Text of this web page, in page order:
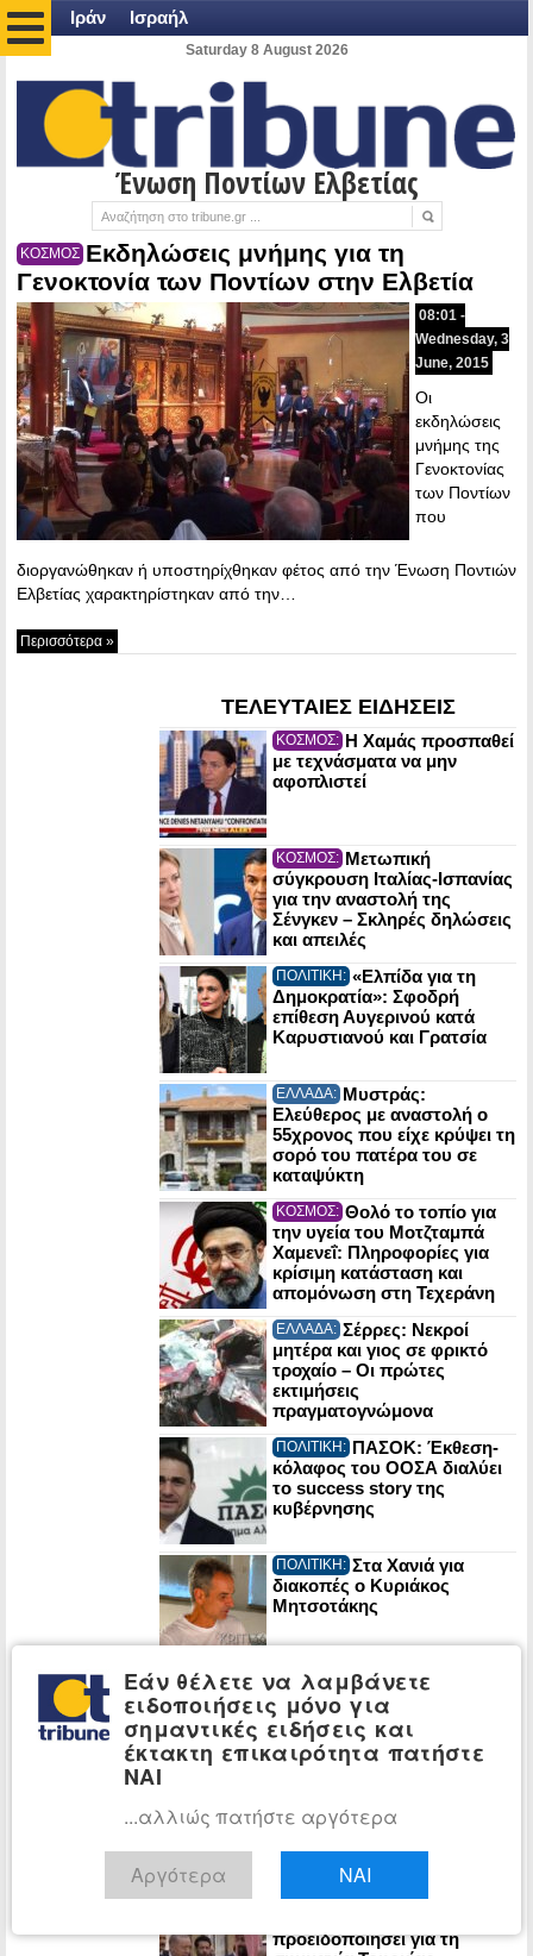
Ιράν Ισραήλ
Saturday 8 August 2026
Ένωση Ποντίων Ελβετίας
ΚΟΣΜΟΣ Εκδηλώσεις μνήμης για τη
Γενοκτονία των Ποντίων στην Ελβετία
08:01 -
Wednesday, 3
June, 2015
Οι
εκδηλώσεις
μνήμης της
Γενοκτονίας
των Ποντίων
που
διοργανώθηκαν ή υποστηρίχθηκαν φέτος από την Ένωση Ποντιών
Ελβετίας χαρακτηρίστηκαν από την…
Περισσότερα »
ΤΕΛΕΥΤΑΙΕΣ ΕΙΔΗΣΕΙΣ
ΚΟΣΜΟΣ: Η Χαμάς προσπαθεί
με τεχνάσματα να μην
αφοπλιστεί
ΚΟΣΜΟΣ: Μετωπική
σύγκρουση Ιταλίας-Ισπανίας
για την αναστολή της
Σένγκεν – Σκληρές δηλώσεις
και απειλές
ΠΟΛΙΤΙΚΗ: «Ελπίδα για τη
Δημοκρατία»: Σφοδρή
επίθεση Αυγερινού κατά
Καρυστιανού και Γρατσία
ΕΛΛΑΔΑ: Μυστράς:
Ελεύθερος με αναστολή ο
55χρονος που είχε κρύψει τη
σορό του πατέρα του σε
καταψύκτη
ΚΟΣΜΟΣ: Θολό το τοπίο για
την υγεία του Μοτζταμπά
Χαμενεΐ: Πληροφορίες για
κρίσιμη κατάσταση και
απομόνωση στη Τεχεράνη
ΕΛΛΑΔΑ: Σέρρες: Νεκροί
μητέρα και γιος σε φρικτό
τροχαίο – Οι πρώτες
εκτιμήσεις
πραγματογνώμονα
ΠΟΛΙΤΙΚΗ: ΠΑΣΟΚ: Έκθεση-
κόλαφος του ΟΟΣΑ διαλύει
το success story της
κυβέρνησης
ΠΟΛΙΤΙΚΗ: Στα Χανιά για
διακοπές ο Κυριάκος
Μητσοτάκης
ΟΙΚΟΝΟΜΙΑ: Στο 3,4% ο
πληθωρισμός τον Ιούλιο: Σε
στέγαση, μεταφορές και
εστίαση οι μεγαλύτερες
αυξήσεις
τον χαμό της Λένας Σαμαρά:
προειδοποιήσει για τη
Εάν θέλετε να λαμβάνετε
ειδοποιήσεις μόνο για
σημαντικές ειδήσεις και
έκτακτη επικαιρότητα πατήστε
ΝΑΙ
...αλλιώς πατήστε αργότερα
Αργότερα ΝΑΙ